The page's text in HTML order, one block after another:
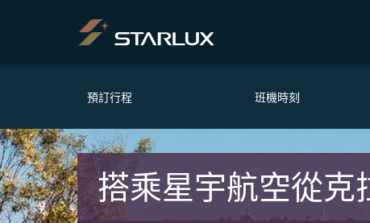
預訂行程 班機時刻
搭乘星宇航空從克